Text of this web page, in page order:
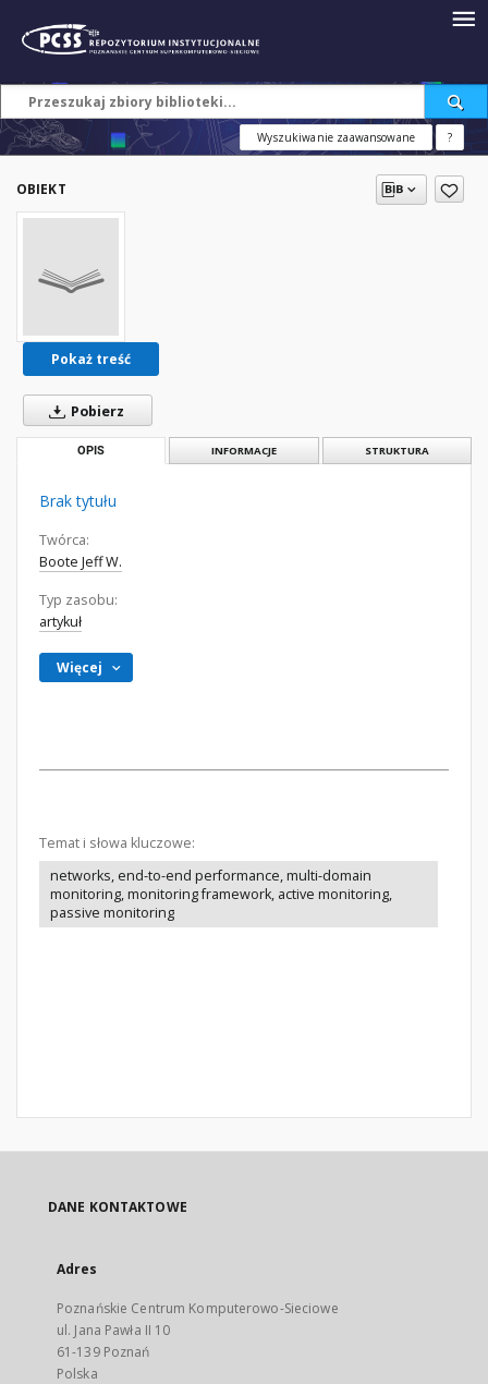
Wyszukiwanie zaawansowane ?
OBIEKT
Pokaż treść
Pobierz
OPIS INFORMACJE STRUKTURA
Brak tytułu
Twórca:
Boote Jeff W.
Typ zasobu:
artykuł
Więcej
Temat i słowa kluczowe:
networks, end-to-end performance, multi-domain
monitoring, monitoring framework, active monitoring,
passive monitoring
DANE KONTAKTOWE
Adres
Poznańskie Centrum Komputerowo-Sieciowe
ul. Jana Pawła II 10
61-139 Poznań
Polska